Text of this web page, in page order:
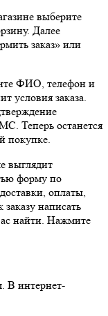
выберите
Далее
заказ» или
ФИО, телефон и
условия заказа.
Теперь останется
покупке.
выглядит
форму по
оплаты,
написать
найти. Нажмите
В интернет-